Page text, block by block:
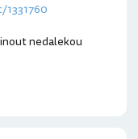
nedalekou